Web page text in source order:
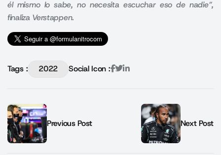
él mismo lo sabe, no necesita escuchar eso de nadie”,
finaliza Verstappen.
Tags : 2022 Social Icon :
Previous Post Next Post